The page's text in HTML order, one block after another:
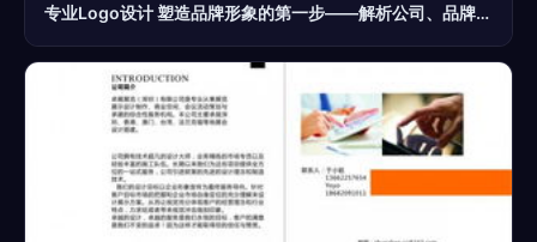
专业Logo设计 塑造品牌形象的第一步——解析公司、品牌与企业标志设计的关键